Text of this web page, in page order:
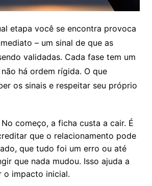
etapa você se encontra provoca
– um sinal de que as
validadas. Cada fase tem um
há ordem rígida. O que
os sinais e respeitar seu próprio
No começo, a ficha custa a cair. É
que o relacionamento pode
que tudo foi um erro ou até
que nada mudou. Isso ajuda a
o impacto inicial.